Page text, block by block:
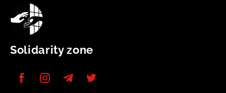
Solidarity zone